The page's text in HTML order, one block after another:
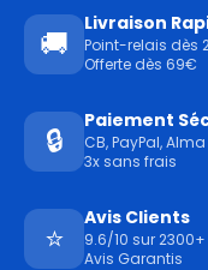
🚚
Livraison
Point-relais dès
Offerte dès 69€
🔒
Paiement
CB, PayPal, Alma
3x sans frais
⭐
Avis Clients
9.6/10 sur
Avis Garantis